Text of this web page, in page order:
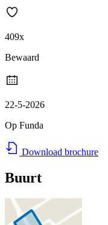
409x
Bewaard
22-5-2026
Op Funda
Download brochure
Buurt